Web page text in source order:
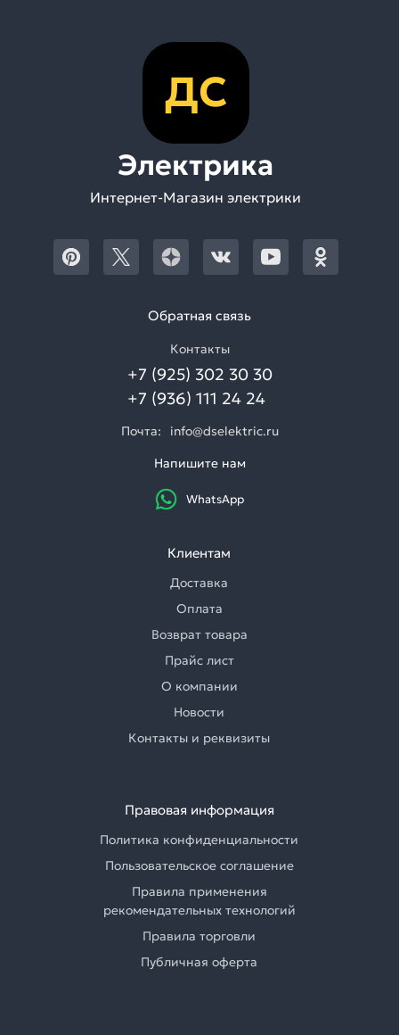
ДС
Электрика
Интернет-Магазин электрики
Обратная связь
Контакты
+7 (925) 302 30 30
+7 (936) 111 24 24
Почта:
info@dselektric.ru
Напишите нам
WhatsApp
Клиентам
Доставка
Оплата
Возврат товара
Прайс лист
О компании
Новости
Контакты и реквизиты
Правовая информация
Политика конфиденциальности
Пользовательское соглашение
Правила применения
рекомендательных технологий
Правила торговли
Публичная оферта